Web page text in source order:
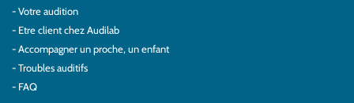
Votre audition
Etre client chez Audilab
Accompagner un proche, un enfant
Troubles auditifs
FAQ